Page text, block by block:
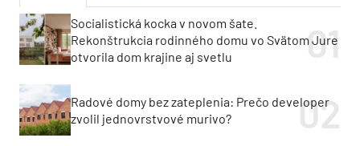
Socialistická kocka v novom šate.
Rekonštrukcia rodinného domu vo Svätom Jure
otvorila dom krajine aj svetlu
Radové domy bez zateplenia: Prečo developer
zvolil jednovrstvové murivo?